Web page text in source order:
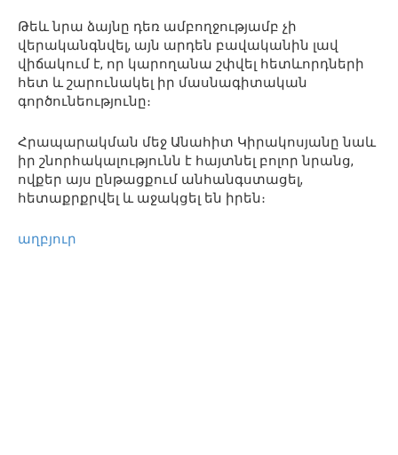
Թեև նրա ձայնը դեռ ամբողջությամբ չի
վերականգնվել, այն արդեն բավականին լավ
վիճակում է, որ կարողանա շփվել հետևորդների
հետ և շարունակել իր մասնագիտական
գործունեությունը։
Հրապարակման մեջ Անահիտ Կիրակոսյանը նաև
իր շնորհակալությունն է հայտնել բոլոր նրանց,
ովքեր այս ընթացքում անհանգստացել,
հետաքրքրվել և աջակցել են իրեն։
աղբյուր